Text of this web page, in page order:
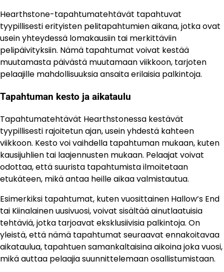
Hearthstone-tapahtumatehtävät tapahtuvat
tyypillisesti erityisten pelitapahtumien aikana, jotka ovat
usein yhteydessä lomakausiin tai merkittäviin
pelipäivityksiin. Nämä tapahtumat voivat kestää
muutamasta päivästä muutamaan viikkoon, tarjoten
pelaajille mahdollisuuksia ansaita erilaisia palkintoja.
Tapahtuman kesto ja aikataulu
Tapahtumatehtävät Hearthstonessa kestävät
tyypillisesti rajoitetun ajan, usein yhdestä kahteen
viikkoon. Kesto voi vaihdella tapahtuman mukaan, kuten
kausijuhlien tai laajennusten mukaan. Pelaajat voivat
odottaa, että suurista tapahtumista ilmoitetaan
etukäteen, mikä antaa heille aikaa valmistautua.
Esimerkiksi tapahtumat, kuten vuosittainen Hallow’s End
tai Kiinalainen uusivuosi, voivat sisältää ainutlaatuisia
tehtäviä, jotka tarjoavat eksklusiivisia palkintoja. On
yleistä, että nämä tapahtumat seuraavat ennakoitavaa
aikataulua, tapahtuen samankaltaisina aikoina joka vuosi,
mikä auttaa pelaajia suunnittelemaan osallistumistaan.